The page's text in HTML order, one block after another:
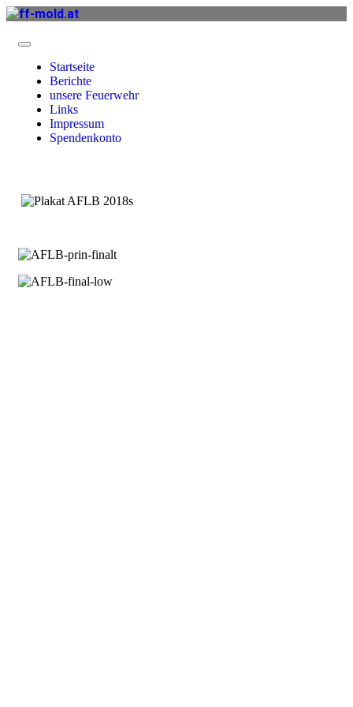
Startseite
Berichte
unsere Feuerwehr
Links
Impressum
Spendenkonto